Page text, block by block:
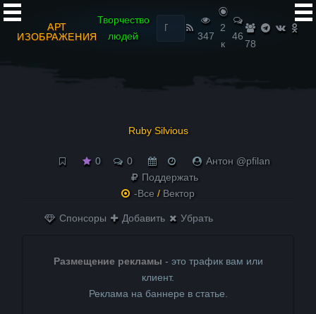
АРТ
ИЗОБРАЖЕНИЯ
Творчество
людей
Найти:
347
2
к
46
78
Ruby Silvious
0 0
Антон @pfilan
Поддержать
-Все / Вектор
Спонсоры Добавить Убрать
Размещение рекламы - это трафик вам или
клиент.
Реклама на баннере в статье.